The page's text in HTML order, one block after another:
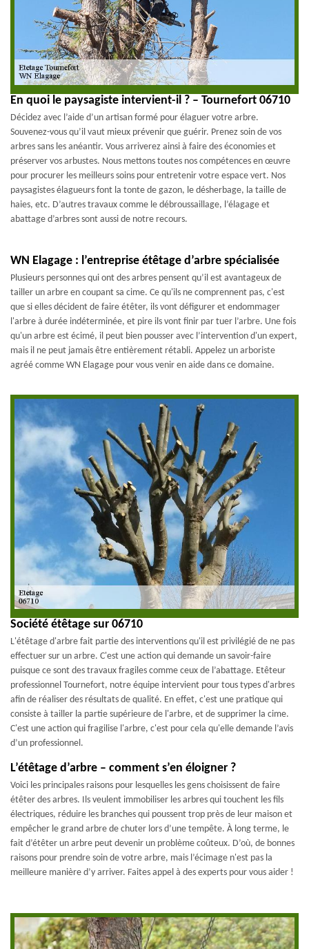
En quoi le paysagiste intervient-il ? – Tournefort 06710
Décidez avec l’aide d’un artisan formé pour élaguer votre arbre.
Souvenez-vous qu’il vaut mieux prévenir que guérir. Prenez soin de vos
arbres sans les anéantir. Vous arriverez ainsi à faire des économies et
préserver vos arbustes. Nous mettons toutes nos compétences en œuvre
pour procurer les meilleurs soins pour entretenir votre espace vert. Nos
paysagistes élagueurs font la tonte de gazon, le désherbage, la taille de
haies, etc. D’autres travaux comme le débroussaillage, l’élagage et
abattage d’arbres sont aussi de notre recours.
WN Elagage : l’entreprise étêtage d’arbre spécialisée
Plusieurs personnes qui ont des arbres pensent qu’il est avantageux de
tailler un arbre en coupant sa cime. Ce qu'ils ne comprennent pas, c'est
que si elles décident de faire étêter, ils vont défigurer et endommager
l'arbre à durée indéterminée, et pire ils vont finir par tuer l’arbre. Une fois
qu'un arbre est écimé, il peut bien pousser avec l’intervention d'un expert,
mais il ne peut jamais être entièrement rétabli. Appelez un arboriste
agréé comme WN Elagage pour vous venir en aide dans ce domaine.
Société étêtage sur 06710
L'étêtage d'arbre fait partie des interventions qu'il est privilégié de ne pas
effectuer sur un arbre. C'est une action qui demande un savoir-faire
puisque ce sont des travaux fragiles comme ceux de l’abattage. Etêteur
professionnel Tournefort, notre équipe intervient pour tous types d'arbres
afin de réaliser des résultats de qualité. En effet, c'est une pratique qui
consiste à tailler la partie supérieure de l'arbre, et de supprimer la cime.
C'est une action qui fragilise l'arbre, c'est pour cela qu'elle demande l’avis
d’un professionnel.
L’étêtage d’arbre – comment s’en éloigner ?
Voici les principales raisons pour lesquelles les gens choisissent de faire
étêter des arbres. Ils veulent immobiliser les arbres qui touchent les fils
électriques, réduire les branches qui poussent trop près de leur maison et
empêcher le grand arbre de chuter lors d’une tempête. À long terme, le
fait d’étêter un arbre peut devenir un problème coûteux. D’où, de bonnes
raisons pour prendre soin de votre arbre, mais l’écimage n'est pas la
meilleure manière d’y arriver. Faites appel à des experts pour vous aider !